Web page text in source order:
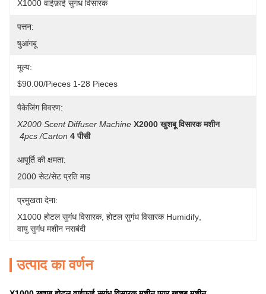
X1000 वाईफ़ाई सुगंध विसारक
पत्तन:
षुआंगबू
मूल्य:
$90.00/pieces 1-28 Pieces
पैकेजिंग विवरण:
X2000 Scent Diffuser Machine X2000 खुशबू विसारक मशीन
4pcs /carton 4 पीसी
आपूर्ति की क्षमता:
2000 सेट/सेट प्रति माह
प्रमुखता देना:
X1000 होटल सुगंध विसारक, होटल सुगंध विसारक Humidify
वायु सुगंध मशीन नसबंदी
उत्पाद का वर्णन